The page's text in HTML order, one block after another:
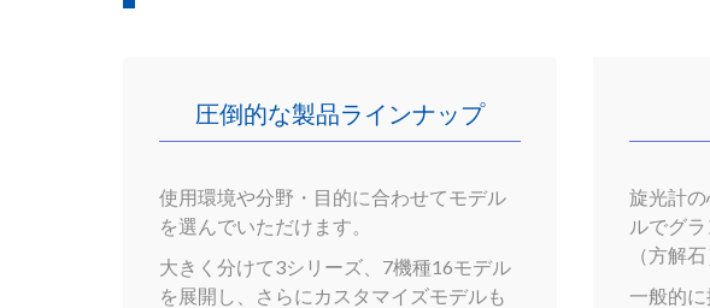
圧倒的な製品ラインナップ
使用環境や分野・ 目的に合わせてモデル
を選んでいただけます。
大きく分けて3シリーズ、7機種16モデル
を展開し、さらにカス タマイズモデルも
旋光計
ルでグ
（方解
一般的